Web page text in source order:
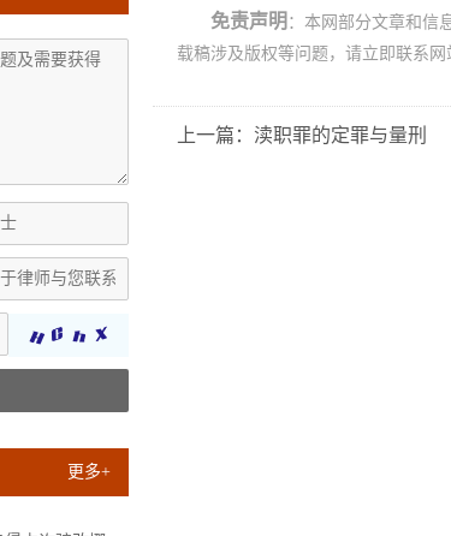
更多+
免责声明 ：本网部分文章和信
载稿涉及版权等问题，请立即联系
上一篇：渎职罪的定罪与量刑